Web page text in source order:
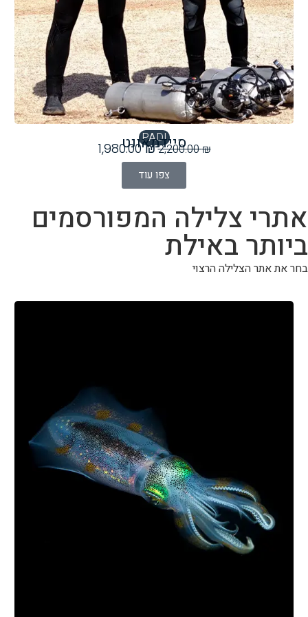
PADI
‏סיידמאונט
2,200.00₪
1,980.00₪
צפו עוד
אתרי צלילה המפורסמים
ביותר באילת
בחר את אתר הצלילה הרצוי